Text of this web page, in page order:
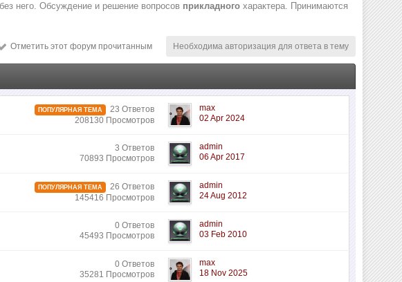
него. Обсуждение и решение вопросов прикладногохарактера. Принимаются
Необходима авторизация для ответа в тему
Отметить этот форум прочитанным
ПОПУЛЯРНАЯ ТЕМА
23 Ответов
208130 Просмотров
max
02 Apr 2024
3 Ответов
70893 Просмотров
admin
06 Apr 2017
ПОПУЛЯРНАЯ ТЕМА
26 Ответов
145416 Просмотров
admin
24 Aug 2012
0 Ответов
45493 Просмотров
admin
03 Feb 2010
0 Ответов
35281 Просмотров
max
18 Nov 2025